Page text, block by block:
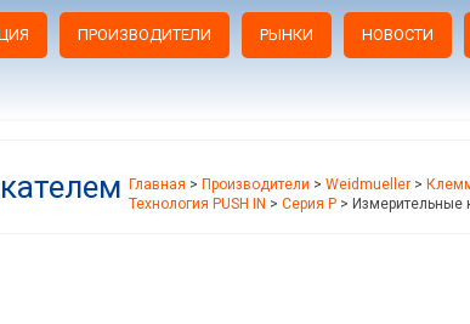
ПРОИЗВОДИТЕЛИ РЫНКИ НОВОСТИ
Главная > Производители > Weidmueller >
Технология PUSH IN > Серия P > Измерительные